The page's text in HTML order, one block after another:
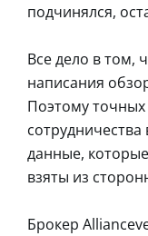
подчинялся,
Все дело в том,
написания
Поэтому точных
данные,
взяты из
Брокер